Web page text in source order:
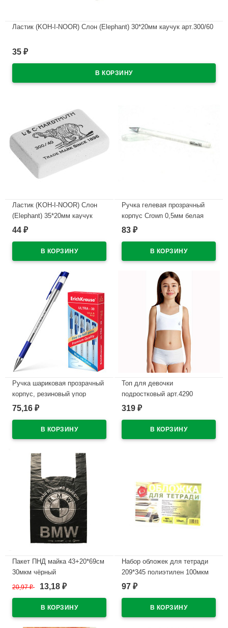
Ластик (KOH-I-NOOR) Слон (Elephant) 30*20мм каучук арт.300/60
35 ₽
Ластик (KOH-I-NOOR) Слон
(Elephant) 35*20мм каучук
арт.300/40-48
44 ₽
Ручка гелевая прозрачный
корпус Crown 0,5мм белая
пастель
83 ₽
Ручка шариковая прозрачный
корпус, резиновый упор
(ErichKrause) Ультра (ULTRA)
арт.19613/13879
(Ст.12/144/1728)
В наличии
75,16 ₽
Топ для девочки
подростковый арт.4290
размер 122-170 цвет белый
319 ₽
Пакет ПНД майка 43+20*69см
30мкм чёрный
WWW/World(Ст.50/500)
20,97₽ 13,18 ₽
Набор обложек для тетради
209*345 полиэтилен 100мкм
10 штук в наборе арт Т100-10
97 ₽